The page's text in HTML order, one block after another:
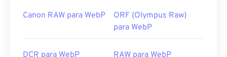
Canon RAW para WebP
ORF (Olympus Raw)
para WebP